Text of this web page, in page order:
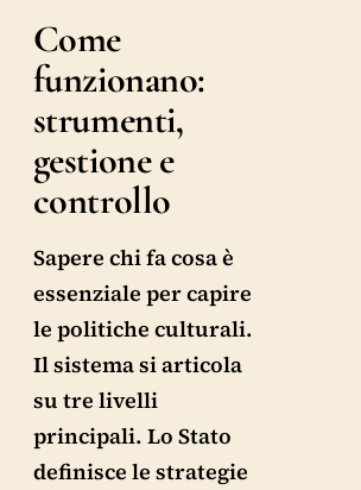
Come
funzionano:
strumenti,
gestione e
controllo
Sapere chi fa cosa è
essenziale per capire
le politiche culturali.
Il sistema si articola
su tre livelli
principali. Lo Stato
definisce le strategie